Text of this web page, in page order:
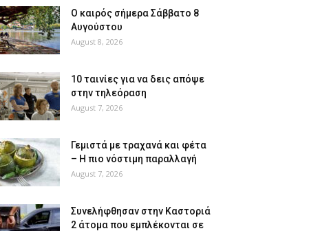
Ο καιρός σήμερα Σάββατο 8
Αυγούστου
August 8, 2026
10 ταινίες για να δεις απόψε
στην τηλεόραση
August 7, 2026
Γεμιστά με τραχανά και φέτα
– Η πιο νόστιμη παραλλαγή
August 7, 2026
Συνελήφθησαν στην Καστοριά
2 άτομα που εμπλέκονται σε